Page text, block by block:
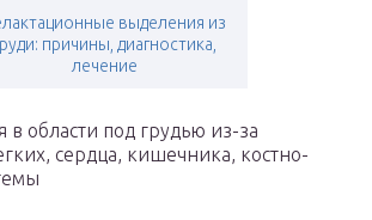
выделения из
причины, диагностика,
лечение
в области под грудью из-за
сердца, кишечника, костно-